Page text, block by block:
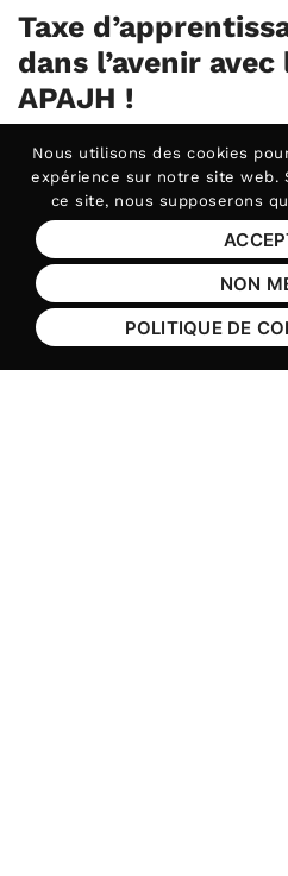
Taxe
dans l’avenir
APAJH !
obligation fiscale.C’est
formation
taxe apprentissage
Nous utilisons des cookies
expérience sur notre site web.
ce site, nous supposerons
NON
POLITIQUE DE